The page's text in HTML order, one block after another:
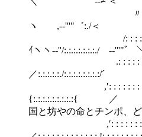
〃: : : :.{ l 〃:
ヽ ,-‐'''"゛:./＜
/: : : : : : :i /:
ｲヽヽ-‐''/:.:.:.:.:.:.:./ -‐'''"
.: : : : : : : :.
／:.:.:.:.:./
,′: : : : : : : {{ﾍl: l
国と坊やの命とチンポ、
,′: : : : : : : :/